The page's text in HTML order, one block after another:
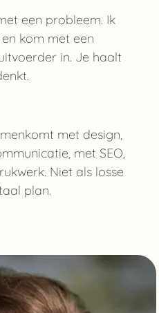
een probleem. Ik
kom met een
in. Je haalt
met design,
met SEO,
Niet als losse
plan.